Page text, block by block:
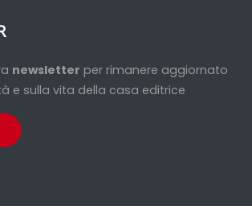
newsletter per rimanere aggiornato
e sulla vita della casa editrice